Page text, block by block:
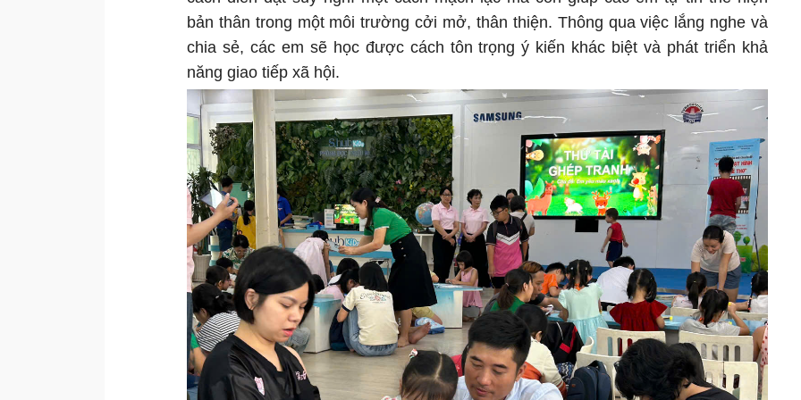
bản thân trong một môi trường cởi mở, thân thiện. Thông qua việc lắng nghe và
chia sẻ, các em sẽ học được cách tôn trọng ý kiến khác biệt và phát triển khả
năng giao tiếp xã hội.